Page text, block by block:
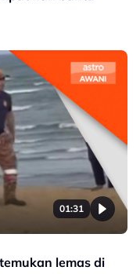
01:31
lemas di